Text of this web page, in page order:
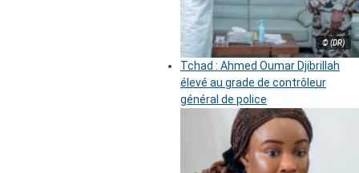
© (DR)
Tchad : Ahmed Oumar Djibrillah
élevé au grade de contrôleur
général de police